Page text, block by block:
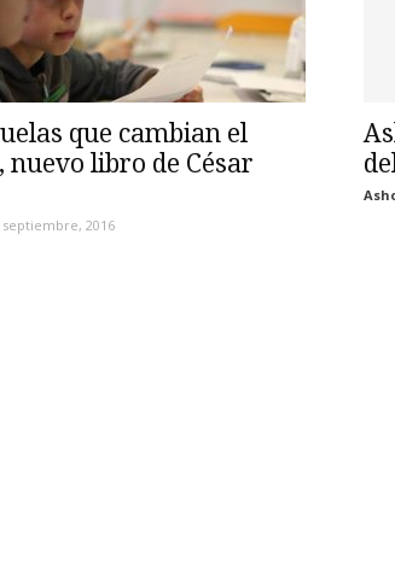
que cambian el
nuevo libro de César
septiembre, 2016